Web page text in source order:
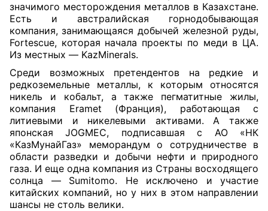
значимого месторождения металлов в Казахстане.
Есть и австралийская горнодобывающая
компания, занимающаяся добычей железной руды,
Fortescue, которая начала проекты по меди в ЦА.
Из местных — KazMinerals.
Среди возможных претендентов на редкие и
редкоземельные металлы, к которым относятся
никель и кобальт, а также пегматитные жилы,
компания Eramet (Франция), работающая с
литиевыми и никелевыми активами. А также
японская JOGMEC, подписавшая с АО «НК
«КазМунайГаз» меморандум о сотрудничестве в
области разведки и добычи нефти и природного
газа. И еще одна компания из Страны восходящего
солнца — Sumitomo. Не исключено и участие
китайских компаний, но у них в этом направлении
шансы не столь велики.